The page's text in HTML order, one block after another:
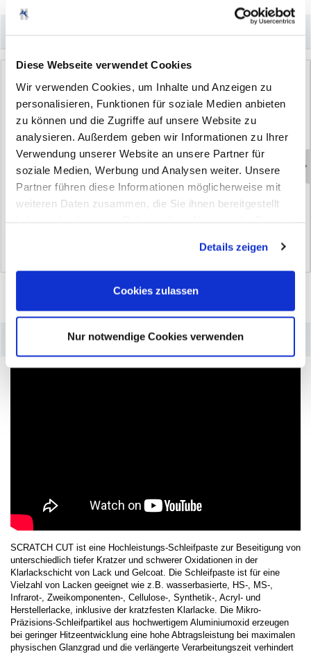
Diese Webseite verwendet Cookies
Wir verwenden Cookies, um Inhalte und Anzeigen zu
personalisieren, Funktionen für soziale Medien anbieten
zu können und die Zugriffe auf unsere Website zu
analysieren. Außerdem geben wir Informationen zu Ihrer
Verwendung unserer Website an unsere Partner für
soziale Medien, Werbung und Analysen weiter. Unsere
Partner führen diese Informationen möglicherweise mit
weiteren Daten zusammen, die Sie ihnen bereitgestellt
Cookies, wenn Sie unsere Webseite weiterhin nutzen.
Details zeigen
Cookies zulassen
Nur notwendige Cookies verwenden
Schleifen-Polieren- Versieg eln
(10)
Varianten
Schn ellversie gelung Spe ed G
(37)
Produktdetails
SCRATCH CUT ist eine Hochleistungs-Schleifpaste zur Beseitigung von
unterschiedlich tiefer Kratzer und schwerer Oxidationen in der
Klarlackschicht von Lack und Gelcoat. Die Schleifpaste ist für eine
Vielzahl von Lacken geeignet wie z.B. wasserbasierte, HS-, MS-,
Infrarot-, Zweikomponenten-, Cellulose-, Synthetik-, Acryl- und
Herstellerlacke, inklusive der kratzfesten Klarlacke. Die Mikro-
Präzisions-Schleifpartikel aus hochwertigem Aluminiumoxid erzeugen
bei geringer Hitzeentwicklung eine hohe Abtragsleistung bei maximalen
physischen Glanzgrad und die verlängerte Verarbeitungszeit verhindert